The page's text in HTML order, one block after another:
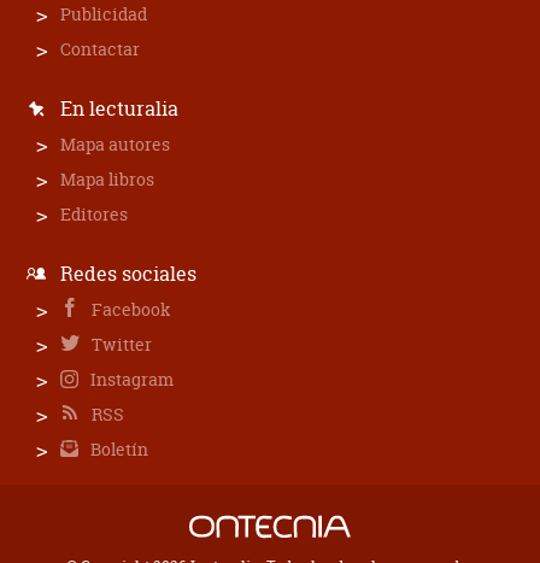
Publicidad
Contactar
En lecturalia
Mapa autores
Mapa libros
Editores
Redes sociales
Facebook
Twitter
Instagram
RSS
Boletín